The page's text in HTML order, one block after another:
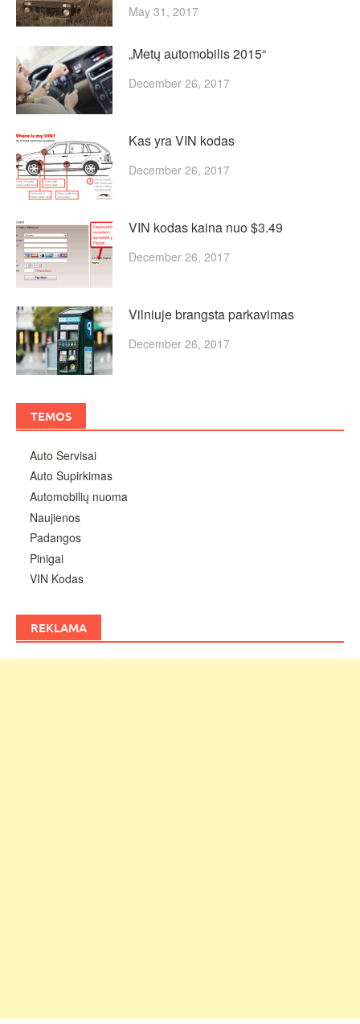
May 31, 2017
„Metų automobilis 2015“
December 26, 2017
Kas yra VIN kodas
December 26, 2017
VIN kodas kaina nuo $3.49
December 26, 2017
Vilniuje brangsta parkavimas
December 26, 2017
TEMOS
Auto Servisai
Auto Supirkimas
Automobilių nuoma
Naujienos
Padangos
Pinigai
VIN Kodas
REKLAMA